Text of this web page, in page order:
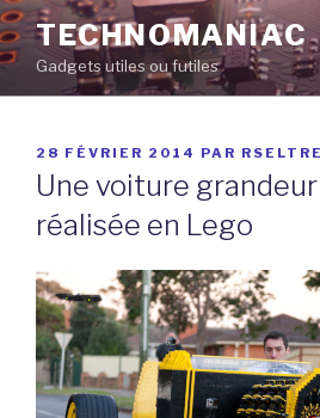
Aller
au
contenu
principal
TECHNOMANIAC
Gadgets utiles ou futiles
PUBLIÉ
LE
28 FÉVRIER 2014 PAR
Une voiture
réalisée en Lego